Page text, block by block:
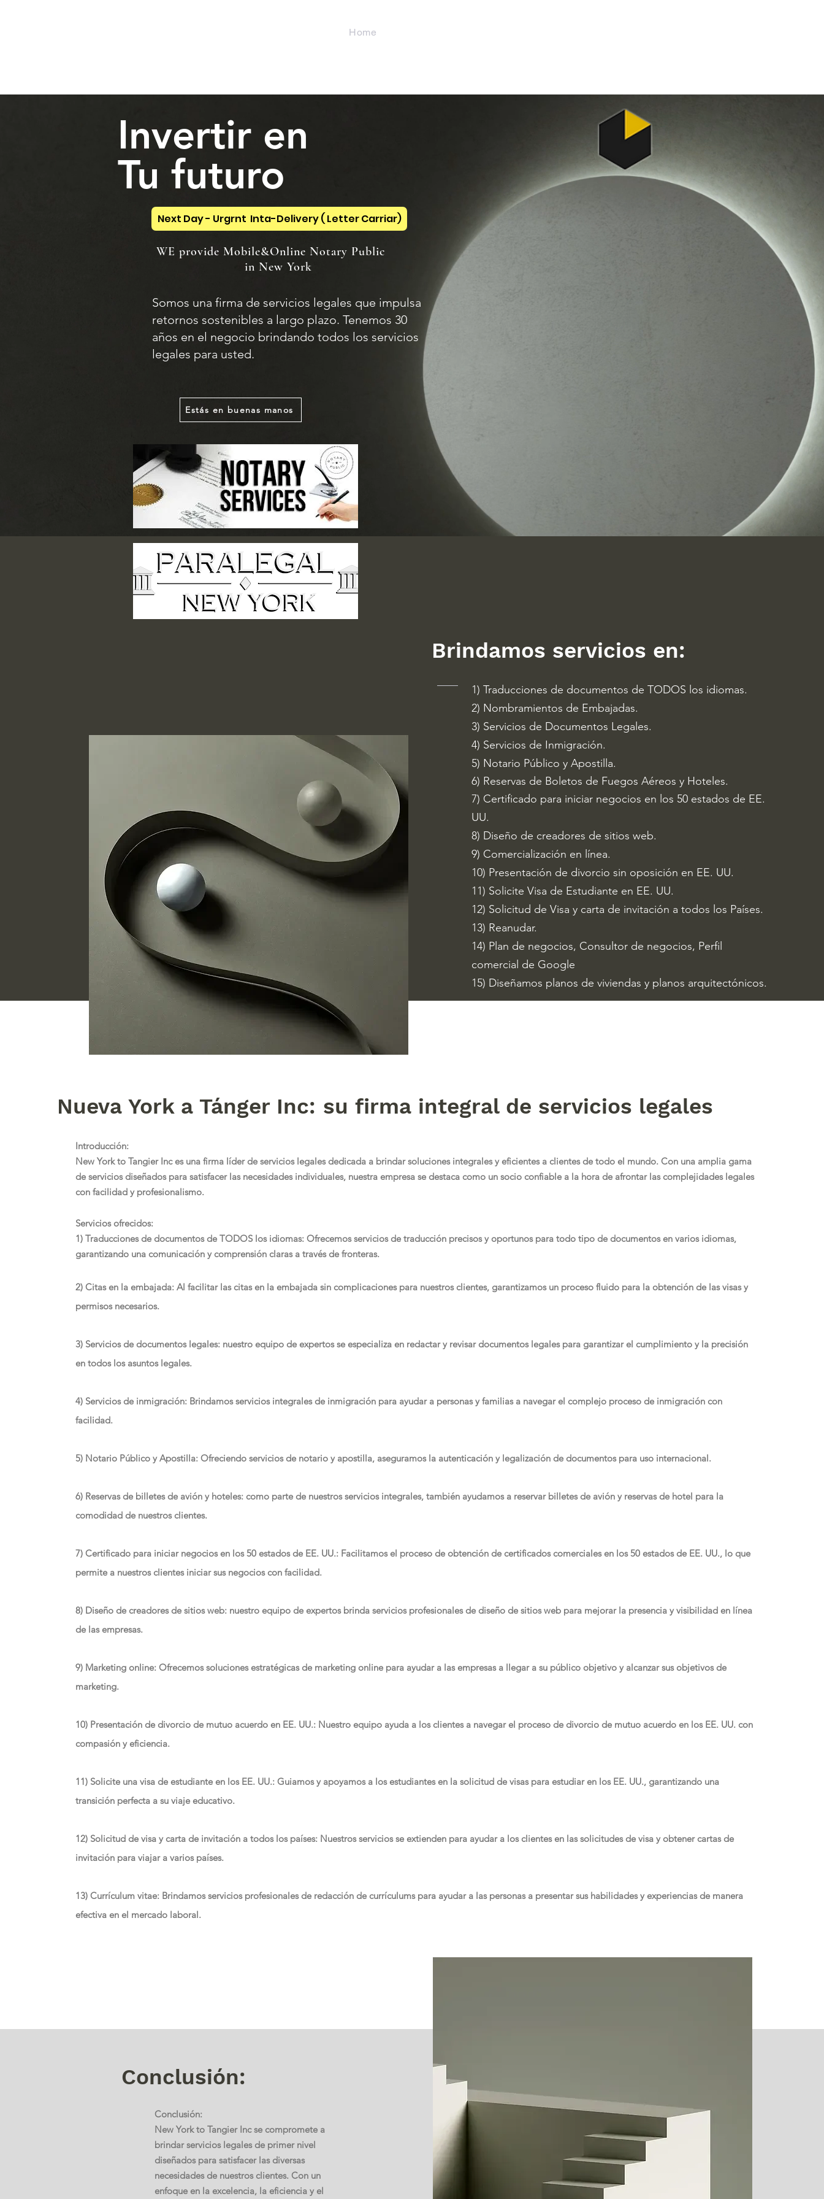
Home
Invertir en
Tu futuro
Somos una firma de servicios legales que impulsa
retornos sostenibles a largo plazo. Tenemos 30
años en el negocio brindando todos los servicios
legales para usted.
Estás en buenas manos
WE provide Mobile&Online Notary Public
in New York
Next Day - Urgrnt Inta-Delivery ( Letter Carriar)
Brindamos servicios en:
1) Traducciones de documentos de TODOS los idiomas.
2) Nombramientos de Embajadas.
3) Servicios de Documentos Legales.
4) Servicios de Inmigración.
5) Notario Público y Apostilla.
6) Reservas de Boletos de Fuegos Aéreos y Hoteles.
7) Certificado para iniciar negocios en los 50 estados de EE.
UU.
8) Diseño de creadores de sitios web.
9) Comercialización en línea.
10) Presentación de divorcio sin oposición en EE. UU.
11) Solicite Visa de Estudiante en EE. UU.
12) Solicitud de Visa y carta de invitación a todos los Países.
13) Reanudar.
14) Plan de negocios, Consultor de negocios, Perfil
comercial de Google
15) Diseñamos planos de viviendas y planos arquitectónicos.
Nueva York a Tánger Inc: su firma integral de servicios legales
Introducción:
New York to Tangier Inc es una firma líder de servicios legales dedicada a brindar soluciones integrales y eficientes a clientes de todo el mundo. Con una amplia gama
de servicios diseñados para satisfacer las necesidades individuales, nuestra empresa se destaca como un socio confiable a la hora de afrontar las complejidades legales
con facilidad y profesionalismo.
Servicios ofrecidos:
1) Traducciones de documentos de TODOS los idiomas: Ofrecemos servicios de traducción precisos y oportunos para todo tipo de documentos en varios idiomas,
garantizando una comunicación y comprensión claras a través de fronteras.
2) Citas en la embajada: Al facilitar las citas en la embajada sin complicaciones para nuestros clientes, garantizamos un proceso fluido para la obtención de las visas y
permisos necesarios.
3) Servicios de documentos legales: nuestro equipo de expertos se especializa en redactar y revisar documentos legales para garantizar el cumplimiento y la precisión
en todos los asuntos legales.
4) Servicios de inmigración: Brindamos servicios integrales de inmigración para ayudar a personas y familias a navegar el complejo proceso de inmigración con
facilidad.
5) Notario Público y Apostilla: Ofreciendo servicios de notario y apostilla, aseguramos la autenticación y legalización de documentos para uso internacional.
6) Reservas de billetes de avión y hoteles: como parte de nuestros servicios integrales, también ayudamos a reservar billetes de avión y reservas de hotel para la
comodidad de nuestros clientes.
7) Certificado para iniciar negocios en los 50 estados de EE. UU.: Facilitamos el proceso de obtención de certificados comerciales en los 50 estados de EE. UU., lo que
permite a nuestros clientes iniciar sus negocios con facilidad.
8) Diseño de creadores de sitios web: nuestro equipo de expertos brinda servicios profesionales de diseño de sitios web para mejorar la presencia y visibilidad en línea
de las empresas.
9) Marketing online: Ofrecemos soluciones estratégicas de marketing online para ayudar a las empresas a llegar a su público objetivo y alcanzar sus objetivos de
marketing.
10) Presentación de divorcio de mutuo acuerdo en EE. UU.: Nuestro equipo ayuda a los clientes a navegar el proceso de divorcio de mutuo acuerdo en los EE. UU. con
compasión y eficiencia.
11) Solicite una visa de estudiante en los EE. UU.: Guiamos y apoyamos a los estudiantes en la solicitud de visas para estudiar en los EE. UU., garantizando una
transición perfecta a su viaje educativo.
12) Solicitud de visa y carta de invitación a todos los países: Nuestros servicios se extienden para ayudar a los clientes en las solicitudes de visa y obtener cartas de
invitación para viajar a varios países.
13) Currículum vitae: Brindamos servicios profesionales de redacción de currículums para ayudar a las personas a presentar sus habilidades y experiencias de manera
efectiva en el mercado laboral.
Conclusión:
Conclusión:
New York to Tangier Inc se compromete a
brindar servicios legales de primer nivel
diseñados para satisfacer las diversas
necesidades de nuestros clientes. Con un
enfoque en la excelencia, la eficiencia y el